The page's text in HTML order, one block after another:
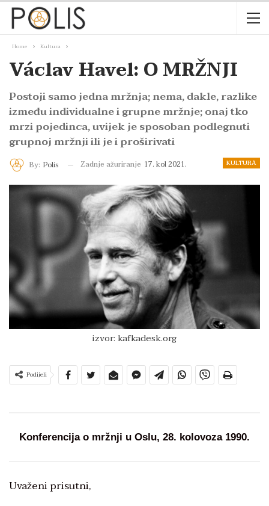
Home Kultura
Václav Havel: O MRŽNJI
Postoji samo jedna mržnja; nema, dakle, razlike
između individualne i grupne mržnje; onaj tko
mrzi pojedinca, uvijek je sposoban podlegnuti
grupnoj mržnji ili je i proširivati
KULTURA
By: Polis Zadnje ažuriranje 17. kol 2021.
izvor: kafkadesk.org
Podijeli
Konferencija o mržnji u Oslu, 28. kolovoza 1990.
Uvaženi prisutni,